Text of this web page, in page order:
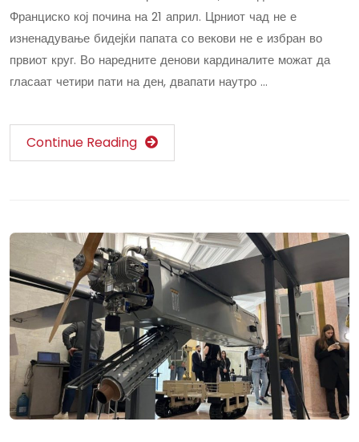
Франциско кој почина на 21 април. Црниот чад не е
изненадување бидејќи папата со векови не е избран во
првиот круг. Во наредните денови кардиналите можат да
гласаат четири пати на ден, двапати наутро …
Continue Reading